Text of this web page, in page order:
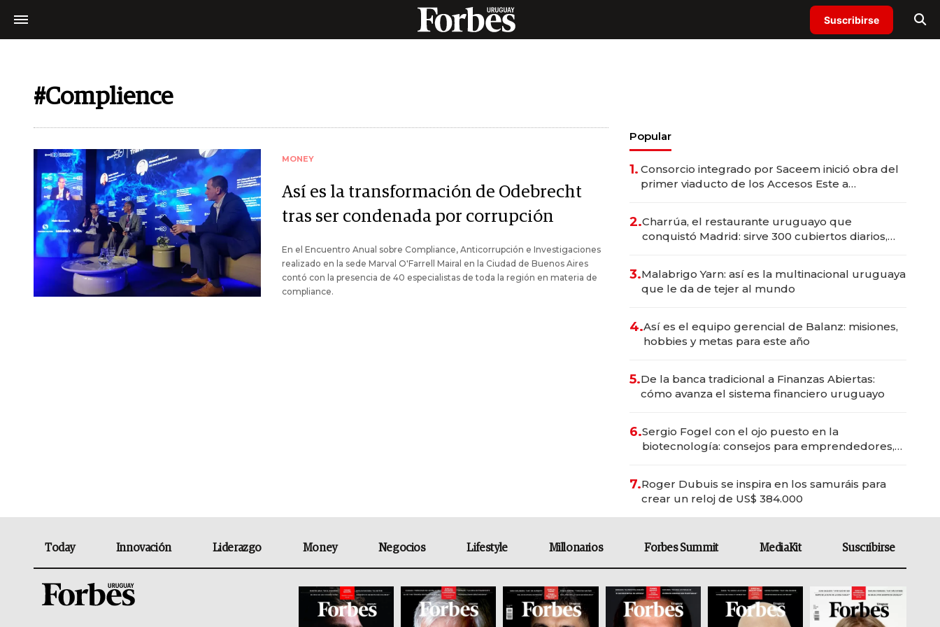
Suscribirse
#Complience
MONEY
Así es la transformación de Odebrecht
tras ser condenada por corrupción
En el Encuentro Anual sobre Compliance, Anticorrupción e Investigaciones
realizado en la sede Marval O'Farrell Mairal en la Ciudad de Buenos Aires
contó con la presencia de 40 especialistas de toda la región en materia de
compliance.
Popular
1. Consorcio integrado por Saceem inició obra del
primer viaducto de los Accesos Este a
2.Charrúa, el restaurante uruguayo que
conquistó Madrid: sirve 300 cubiertos diarios,
3.Malabrigo Yarn: así es la multinacional uruguaya
que le da de tejer al mundo
4.Así es el equipo gerencial de Balanz: misiones,
hobbies y metas para este año
5.De la banca tradicional a Finanzas Abiertas:
cómo avanza el sistema financiero uruguayo
6.Sergio Fogel con el ojo puesto en la
biotecnología: consejos para emprendedores,
7.Roger Dubuis se inspira en los samuráis para
crear un reloj de US$ 384.000
Today Innovación Liderazgo Money Negocios Lifestyle Millonarios Forbes Summit MediaKit Suscribirse